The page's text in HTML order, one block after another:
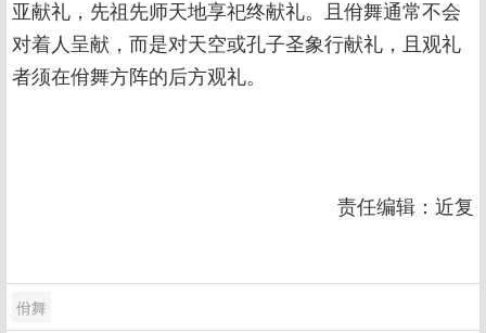
亚献礼，先祖先师天地享祀终献礼。且佾舞通常不会
对着人呈献，而是对天空或孔子圣象行献礼，且观礼
者须在佾舞方阵的后方观礼。
责任编辑：近复
佾舞